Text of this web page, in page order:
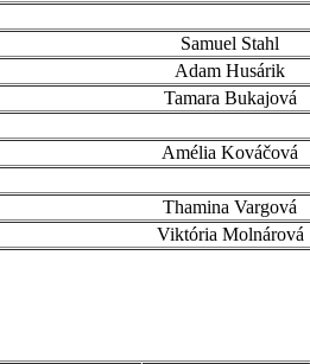
Samuel Stahl
Adam Husárik
Tamara Bukajová
Amélia Kováčová
Thamina Vargová
Viktória Molnárová